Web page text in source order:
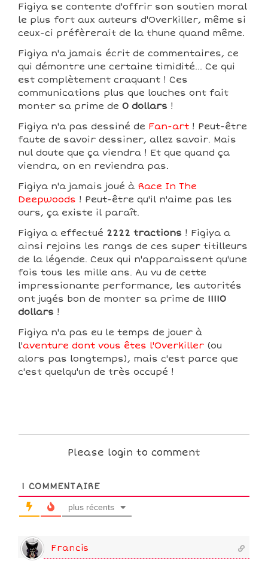
Figiya se contente d'offrir son soutien moral
le plus fort aux auteurs d'Overkiller, même si
ceux-ci préfèrerait de la thune quand même.
Figiya n'a jamais écrit de commentaires, ce
qui démontre une certaine timidité... Ce qui
est complètement craquant ! Ces
communications plus que louches ont fait
monter sa prime de 0 dollars !
Figiya n'a pas dessiné de Fan-art ! Peut-être
faute de savoir dessiner, allez savoir. Mais
nul doute que ça viendra ! Et que quand ça
viendra, on en reviendra pas.
Figiya n'a jamais joué à Race In The
Deepwoods ! Peut-être qu'il n'aime pas les
ours, ça existe il paraît.
Figiya a effectué 2222 tractions ! Figiya a
ainsi rejoins les rangs de ces super titilleurs
de la légende. Ceux qui n'apparaissent qu'une
fois tous les mille ans. Au vu de cette
impressionante performance, les autorités
ont jugés bon de monter sa prime de 11110
dollars !
Figiya n'a pas eu le temps de jouer à
l'aventure dont vous êtes l'Overkiller (ou
alors pas longtemps), mais c'est parce que
c'est quelqu'un de très occupé !
Please login to comment
1 COMMENTAIRE
plus récents
Francis